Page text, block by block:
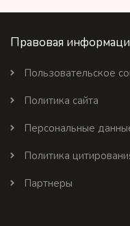
Правовая
Пользовательское
Политика сайта
Персональные
Политика
Партнеры